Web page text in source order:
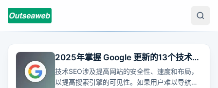
2025年掌握 Google 更新的13个技术
SEO 技巧，让您的网站流量增加10k+
技术SEO涉及提高网站的安全性、速度和布局，
以提高搜索引擎的可见性。如果用户难以导航、